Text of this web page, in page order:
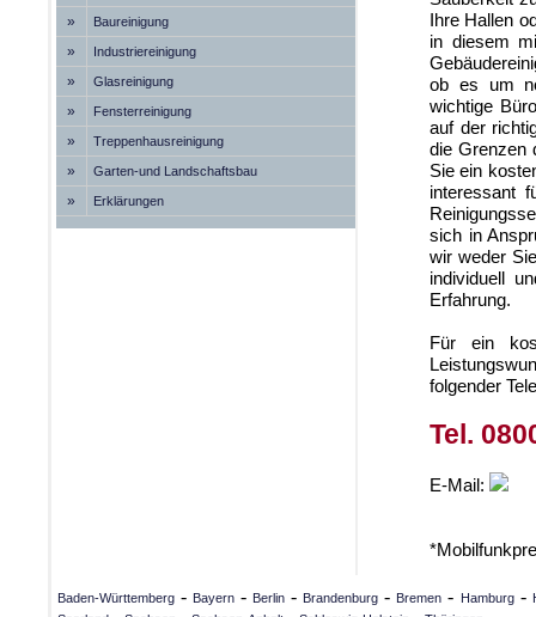
» Baureinigung
» Industriereinigung
» Glasreinigung
» Fensterreinigung
» Treppenhausreinigung
» Garten-und Landschaftsbau
» Erklärungen
Ihre Hallen
in diesem
ob es um
wichtige
auf der
die Grenzen
Sie ein
interessant
sich in
wir weder
individuell
Erfahrung.
Für ein
folgender
Tel.
E-Mail:
Baden-Württemberg - Bayern - Berlin - Brandenburg - Bremen - Hamburg-